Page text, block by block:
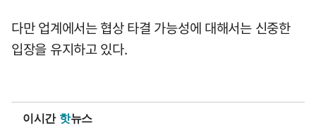
다만 업계에서는 협상 타결 가능성에 대해서는 신중한
입장을 유지하고 있다.
이시간 핫뉴스